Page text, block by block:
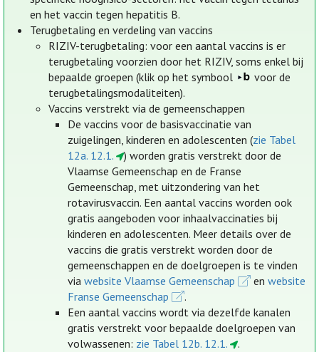
en het vaccin tegen hepatitis B.
Terugbetaling en verdeling van vaccins
RIZIV-terugbetaling: voor een aantal vaccins is er
terugbetaling voorzien door het RIZIV, soms enkel bij
bepaalde groepen (klik op het symbool
voor de
terugbetalingsmodaliteiten).
Vaccins verstrekt via de gemeenschappen
De vaccins voor de basisvaccinatie van
zuigelingen, kinderen en adolescenten (zie Tabel
12a. 12.1.
) worden gratis verstrekt door de
Vlaamse Gemeenschap en de Franse
Gemeenschap, met uitzondering van het
rotavirusvaccin. Een aantal vaccins worden ook
gratis aangeboden voor inhaalvaccinaties bij
kinderen en adolescenten. Meer details over de
vaccins die gratis verstrekt worden door de
gemeenschappen en de doelgroepen is te vinden
via website Vlaamse Gemeenschap en website
Franse Gemeenschap
.
Een aantal vaccins wordt via dezelfde kanalen
gratis verstrekt voor bepaalde doelgroepen van
volwassenen: zie Tabel 12b. 12.1.
.